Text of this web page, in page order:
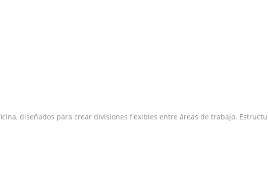
diseñados para crear divisiones flexibles entre áreas de trabajo.